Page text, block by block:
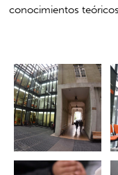
conocimientos